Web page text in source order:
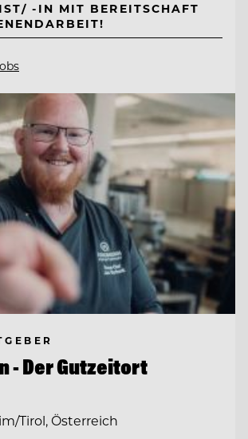
-IN MIT BEREITSCHAFT
- Der Gutzeitort
Tirol, Österreich